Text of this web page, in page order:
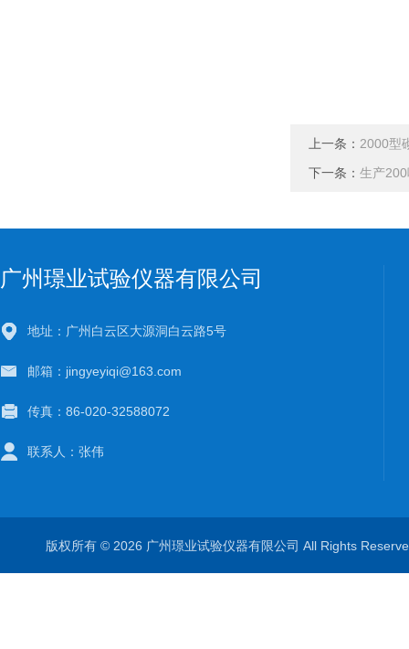
上一条： 2000型
下一条： 生产
广州璟业试验仪器有限公司
地址：广州白云区大源洞白云路5号
邮箱：jingyeyiqi@163.com
传真：86-020-32588072
联系人：张伟
版权所有 © 2026 广州璟业试验仪器有限公司 All Rights